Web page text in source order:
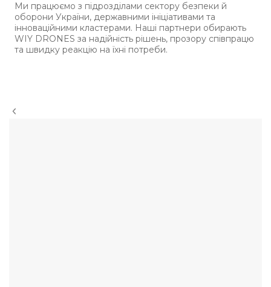
Ми працюємо з підрозділами сектору безпеки й
оборони України, державними ініціативами та
інноваційними кластерами. Наші партнери обирають
WIY DRONES за надійність рішень, прозору співпрацю
та швидку реакцію на їхні потреби.